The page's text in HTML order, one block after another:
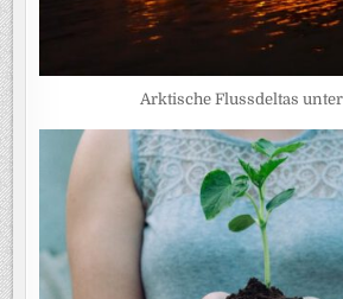
Arktische Flussdeltas